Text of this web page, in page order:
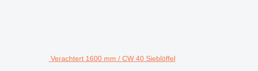
Verachtert 1600 mm / CW 40 Sieblöffel